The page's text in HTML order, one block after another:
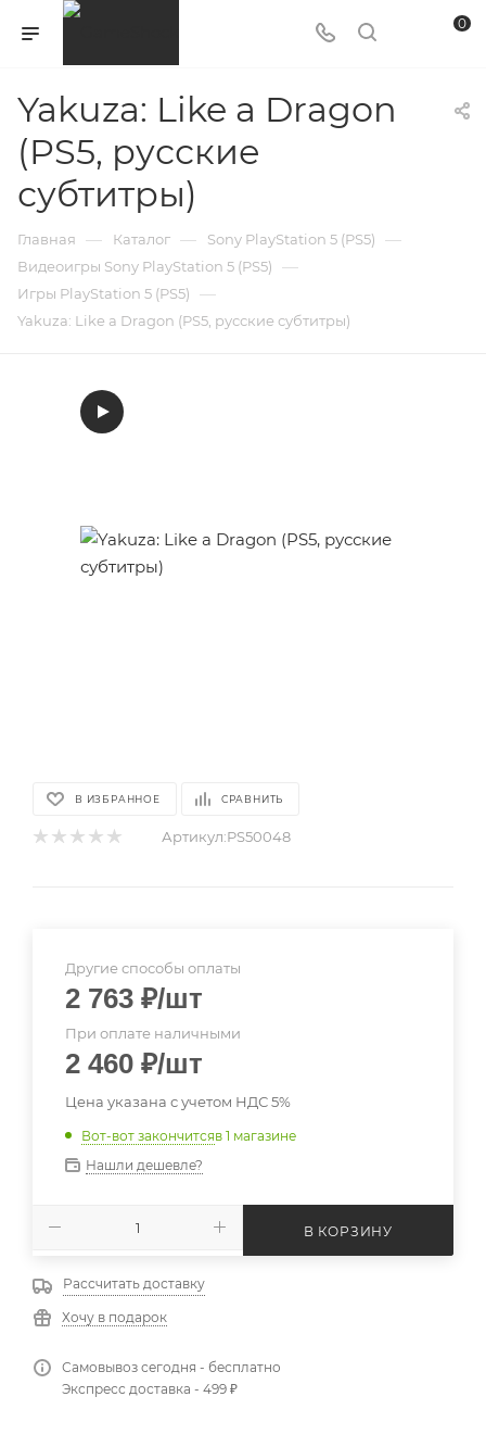
0
Yakuza: Like a Dragon
(PS5, русские
субтитры)
Главная — Каталог — Sony PlayStation 5 (PS5) —
Видеоигры Sony PlayStation 5 (PS5) —
Игры PlayStation 5 (PS5) —
Yakuza: Like a Dragon (PS5, русские субтитры)
В ИЗБРАННОЕ СРАВНИТЬ
Артикул:PS50048
Другие способы оплаты
2 763 ₽/шт
При оплате наличными
2 460 ₽/шт
Цена указана с учетом НДС 5%
Вот-вот закончитсяв 1 магазине
Нашли дешевле?
В КОРЗИНУ
Рассчитать доставку
Хочу в подарок
Самовывоз сегодня - бесплатно
Экспресс доставка - 499 ₽